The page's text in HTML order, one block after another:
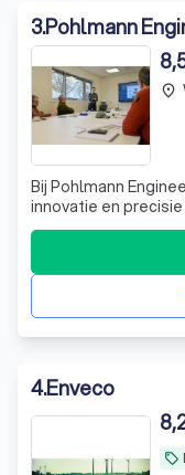
3.Pohlmann
Bij Pohlmann
innovatie en
zich uit van het
koelsystemen voor
implementeren van
met freecooling
place
4.Enveco
local_offer